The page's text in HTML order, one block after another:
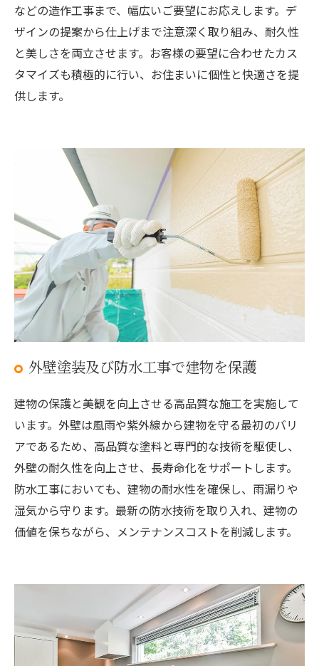
などの造作工事まで、幅広いご要望にお応えします。デ
ザインの提案から仕上げまで注意深く取り組み、耐久性
と美しさを両立させます。お客様の要望に合わせたカス
タマイズも積極的に行い、お住まいに個性と快適さを提
供します。
外壁塗装及び防水工事で建物を保護
建物の保護と美観を向上させる高品質な施工を実施して
います。外壁は風雨や紫外線から建物を守る最初のバリ
アであるため、高品質な塗料と専門的な技術を駆使し、
外壁の耐久性を向上させ、長寿命化をサポートします。
防水工事においても、建物の耐水性を確保し、雨漏りや
湿気から守ります。最新の防水技術を取り入れ、建物の
価値を保ちながら、メンテナンスコストを削減します。